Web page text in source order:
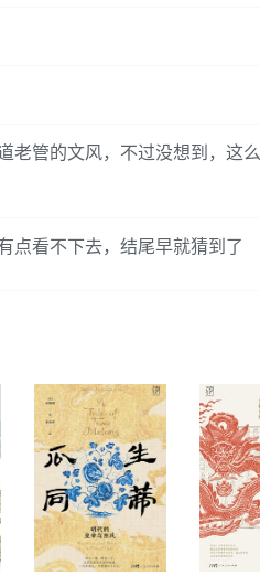
老管的文风，不过没想到，这
点看不下去，结尾早就猜到了